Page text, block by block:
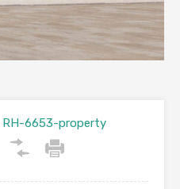
RH-6653-property